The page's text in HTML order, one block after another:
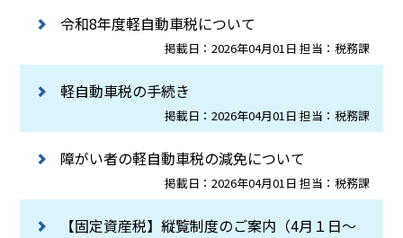
令和8年度軽自動車税について
掲載日：2026年04月01日 担当：税務課
軽自動車税の手続き
掲載日：2026年04月01日 担当：税務課
障がい者の軽自動車税の減免について
掲載日：2026年04月01日 担当：税務課
【固定資産税】縦覧制度のご案内（4月１日～